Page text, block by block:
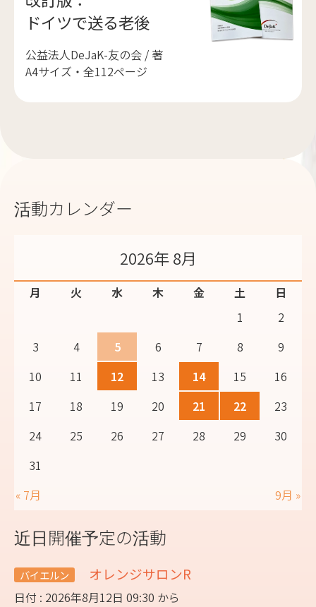
ドイツで送る老後
公益法人DeJaK-友の会 / 著
A4サイズ・全112ページ
活動カレンダー
2026年 8月
月 火 水 木 金 土
日
1
2
3
4 5 6 7 8
9
10
11 12 13 14 15
16
17
18 19 20 21 22
23
24
25 26 27 28 29
30
31
« 7月
9月 »
近日開催予定の活動
バイエルン オレンジサロンR
日付 : 2026年8月12日 09:30 から